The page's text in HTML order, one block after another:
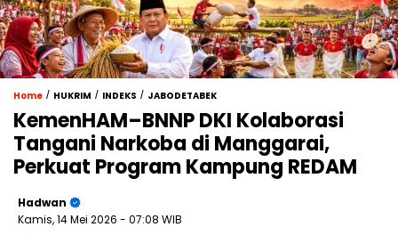
Home / HUKRIM / INDEKS / JABODETABEK
KemenHAM–BNNP DKI Kolaborasi
Tangani Narkoba di Manggarai,
Perkuat Program Kampung REDAM
Hadwan
Kamis, 14 Mei 2026 - 07:08 WIB